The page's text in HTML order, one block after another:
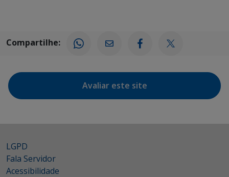
Compartilhe:
Avaliar este site
LGPD
Fala Servidor
Acessibilidade